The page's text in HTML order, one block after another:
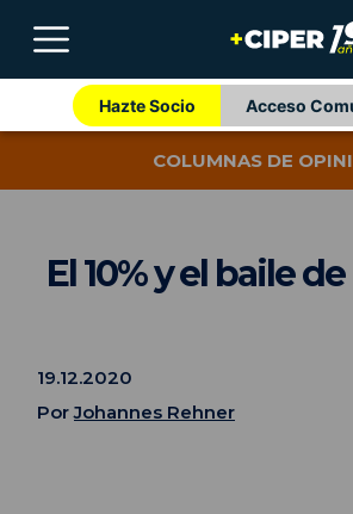
Hazte Socio Acceso
COLUMNAS DE
El 10% y el baile
19.12.2020
PorJohannes Rehner